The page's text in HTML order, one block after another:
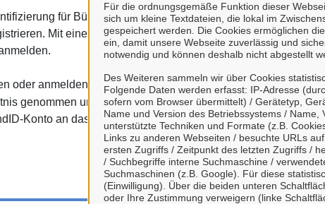
Für die ordnungsgemäße Funktion dieser
sich um kleine Textdateien, die lokal im
gespeichert werden. Die Cookies ermöglichen
ein, damit unsere Webseite zuverlässig und
notwendig und können deshalb nicht abgestellt
Des Weiteren sammeln wir über Cookies
Folgende Daten werden erfasst: IP-Adresse
sofern vom Browser übermittelt) / Gerätetyp,
Name und Version des Betriebssystems /
unterstützte Techniken und Formate (z.B.
Links zu anderen Webseiten / besuchte URLs
ersten Zugriffs / Zeitpunkt des letzten Zugriffs /
/ Suchbegriffe interne Suchmaschine /
Suchmaschinen (z.B. Google). Für diese
(Einwilligung). Über die beiden unteren
oder Ihre Zustimmung verweigern (linke
für Bürgerinnen
Mit einem BundID-
oder anmelden" haben Sie
genommen und willigen
Konto an das Bürgerportal
Mit Klick auf
angezeigt und Ihre IP-
übermittelt. Nähere